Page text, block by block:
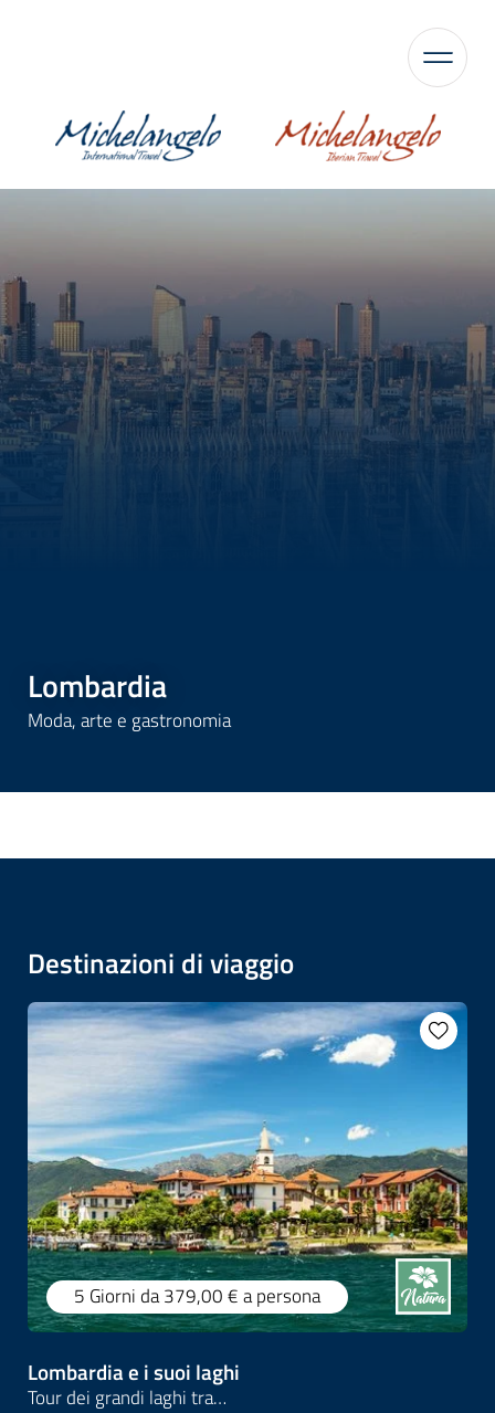
Lombardia
Moda, arte e gastronomia
Destinazioni di viaggio
5 Giorni da 379,00 €a persona
Lombardia e i suoi laghi
Tour dei grandi laghi tra…